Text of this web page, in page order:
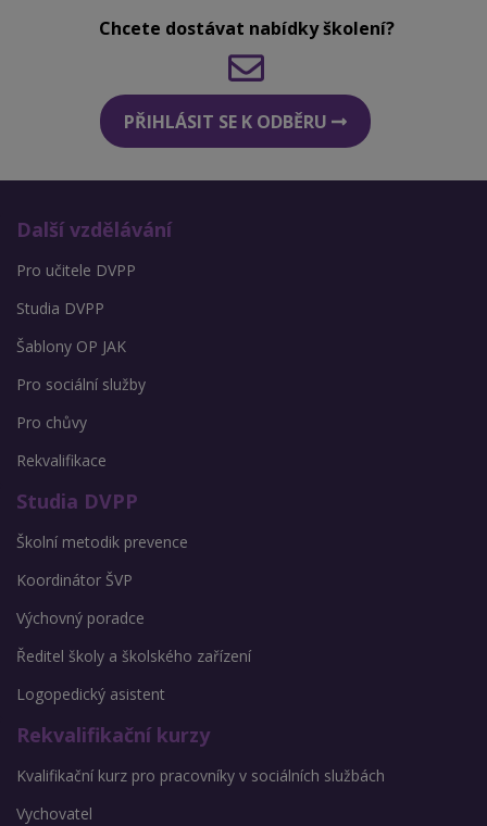
Chcete dostávat nabídky školení?
PŘIHLÁSIT SE K ODBĚRU
Další vzdělávání
Pro učitele DVPP
Studia DVPP
Šablony OP JAK
Pro sociální služby
Pro chůvy
Rekvalifikace
Studia DVPP
Školní metodik prevence
Koordinátor ŠVP
Výchovný poradce
Ředitel školy a školského zařízení
Logopedický asistent
Rekvalifikační kurzy
Kvalifikační kurz pro pracovníky v sociálních službách
Vychovatel